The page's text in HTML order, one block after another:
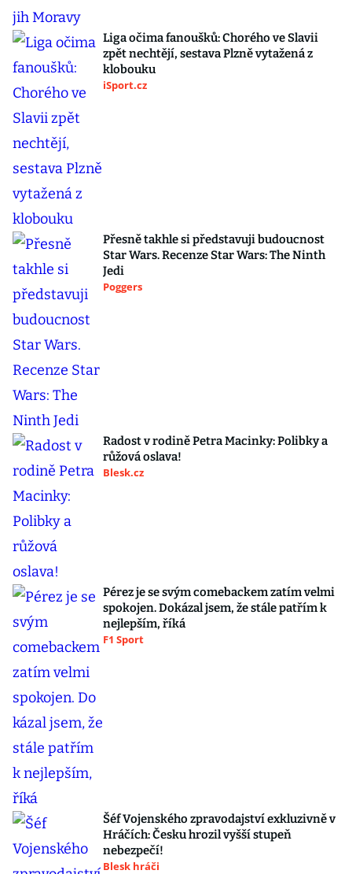
Liga očima fanoušků: Chorého ve Slavii
zpět nechtějí, sestava Plzně vytažená z
klobouku
iSport.cz
Přesně takhle si představuji budoucnost
Star Wars. Recenze Star Wars: The Ninth
Jedi
Poggers
Radost v rodině Petra Macinky: Polibky a
růžová oslava!
Blesk.cz
Pérez je se svým comebackem zatím velmi
spokojen. Dokázal jsem, že stále patřím k
nejlepším, říká
F1 Sport
Šéf Vojenského zpravodajství exkluzivně v
Hráčích: Česku hrozil vyšší stupeň
nebezpečí!
Blesk hráči